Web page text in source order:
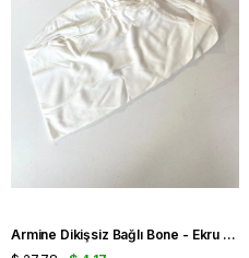
Armine Dikişsiz Bağlı Bone - Ekru Koyu 342 - 41275